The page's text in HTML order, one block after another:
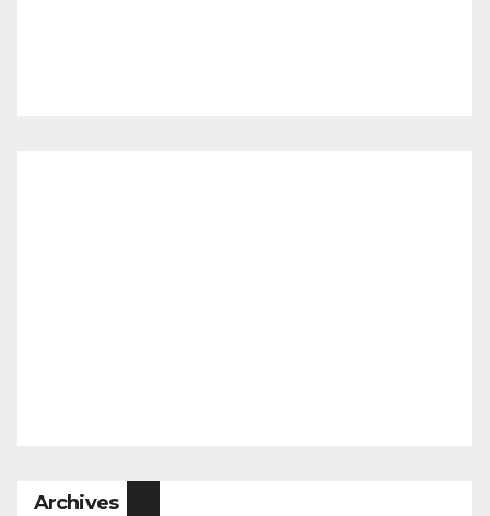
Archives